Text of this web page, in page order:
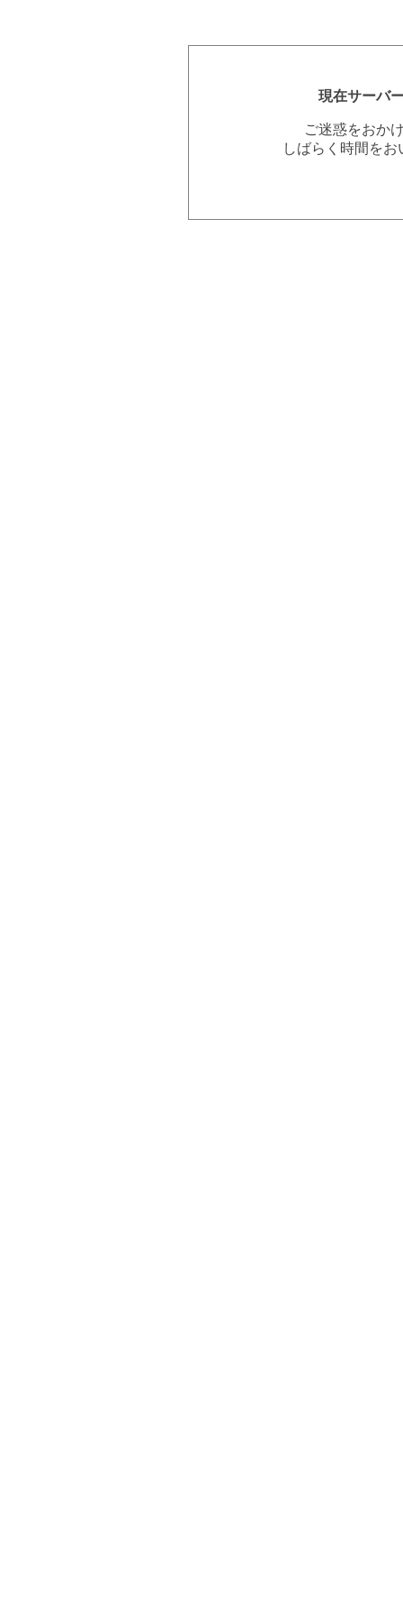
現在サーバ
ご迷惑をおか
しばらく時間を